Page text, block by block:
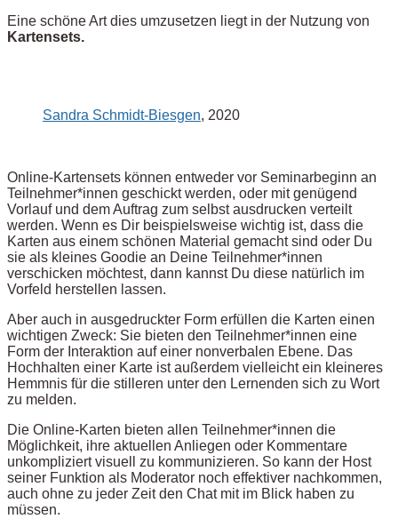
Eine schöne Art dies umzusetzen liegt in der Nutzung von
Kartensets.
Sandra Schmidt-Biesgen, 2020
Online-Kartensets können entweder vor Seminarbeginn an
Teilnehmer*innen geschickt werden, oder mit genügend
Vorlauf und dem Auftrag zum selbst ausdrucken verteilt
werden. Wenn es Dir beispielsweise wichtig ist, dass die
Karten aus einem schönen Material gemacht sind oder Du
sie als kleines Goodie an Deine Teilnehmer*innen
verschicken möchtest, dann kannst Du diese natürlich im
Vorfeld herstellen lassen.
Aber auch in ausgedruckter Form erfüllen die Karten einen
wichtigen Zweck: Sie bieten den Teilnehmer*innen eine
Form der Interaktion auf einer nonverbalen Ebene. Das
Hochhalten einer Karte ist außerdem vielleicht ein kleineres
Hemmnis für die stilleren unter den Lernenden sich zu Wort
zu melden.
Die Online-Karten bieten allen Teilnehmer*innen die
Möglichkeit, ihre aktuellen Anliegen oder Kommentare
unkompliziert visuell zu kommunizieren. So kann der Host
seiner Funktion als Moderator noch effektiver nachkommen,
auch ohne zu jeder Zeit den Chat mit im Blick haben zu
müssen.